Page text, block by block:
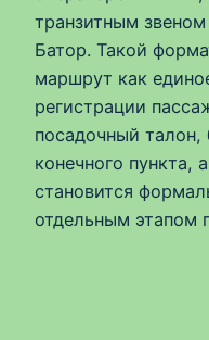
транзитным
Батор. Такой
маршрут как
регистрации
посадочный
конечного пункта,
становится
отдельным этапом